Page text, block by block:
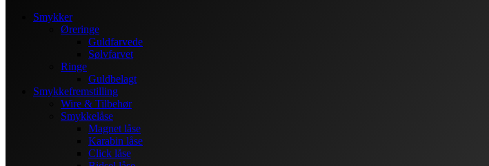
Smykker
Øreringe
Guldfarvede
Sølvfarvet
Ringe
Guldbelagt
Smykkefremstilling
Wire & Tilbehør
Smykkelåse
Magnet låse
Karabin låse
Click låse